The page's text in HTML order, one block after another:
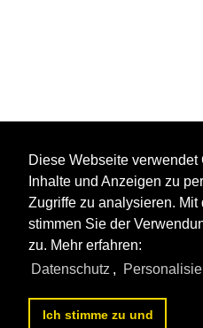
Diese Webseite verwendet
Inhalte und Anzeigen zu
Zugriffe zu analysieren. Mit
stimmen Sie der
zu. Mehr erfahren:
Datenschutz ,
Ich stimme zu und